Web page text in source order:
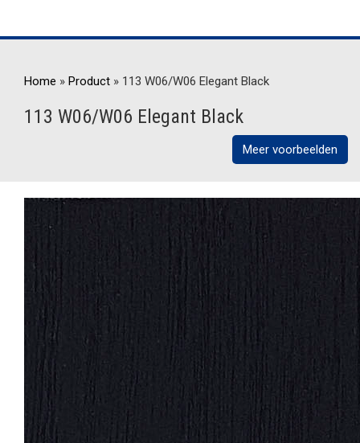
Home » Product » 113 W06/W06 Elegant Black
113 W06/W06 Elegant Black
Meer voorbeelden